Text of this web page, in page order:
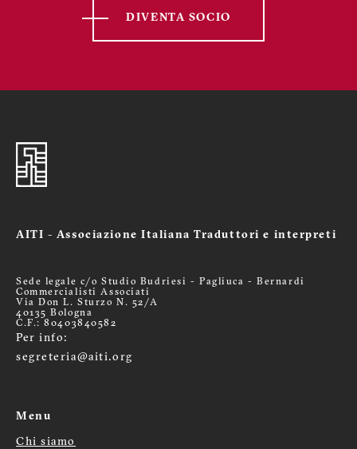
DIVENTA SOCIO
AITI - Associazione Italiana Traduttori e interpreti
Sede legale c/o Studio Budriesi - Pagliuca - Bernardi
Commercialisti Associati
Via Don L. Sturzo N. 52/A
40135 Bologna
C.F.: 80403840582
Per info:
segreteria@aiti.org
Menu
Chi siamo